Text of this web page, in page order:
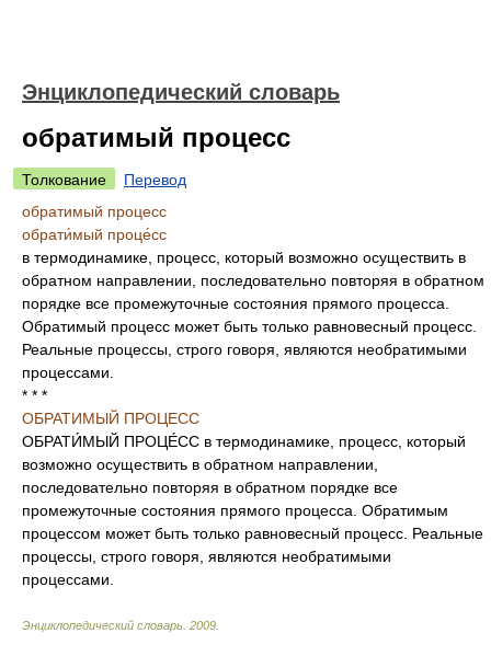
Энциклопедический словарь
обратимый процесс
Толкование
Перевод
обратимый процесс
обрати́мый проце́сс
в термодинамике, процесс, который возможно осуществить в
обратном направлении, последовательно повторяя в обратном
порядке все промежуточные состояния прямого процесса.
Обратимый процесс может быть только равновесный процесс.
Реальные процессы, строго говоря, являются необратимыми
процессами.
* * *
ОБРАТИМЫЙ ПРОЦЕСС
ОБРАТИ́МЫЙ ПРОЦЕ́СС в термодинамике, процесс, который
возможно осуществить в обратном направлении,
последовательно повторяя в обратном порядке все
промежуточные состояния прямого процесса. Обратимым
процессом может быть только равновесный процесс. Реальные
процессы, строго говоря, являются необратимыми
процессами.
Энциклопедический словарь 2009